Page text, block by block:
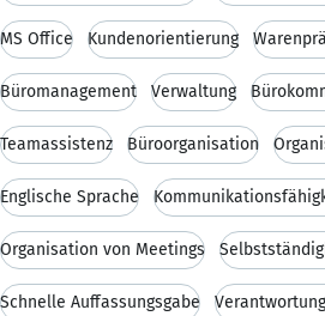
MS Office Kundenorientierung
Büromanagement Verwaltung
Teamassistenz Büroorganisation
Englische Sprache
Organisation von Meetings
Schnelle Auffassungsgabe